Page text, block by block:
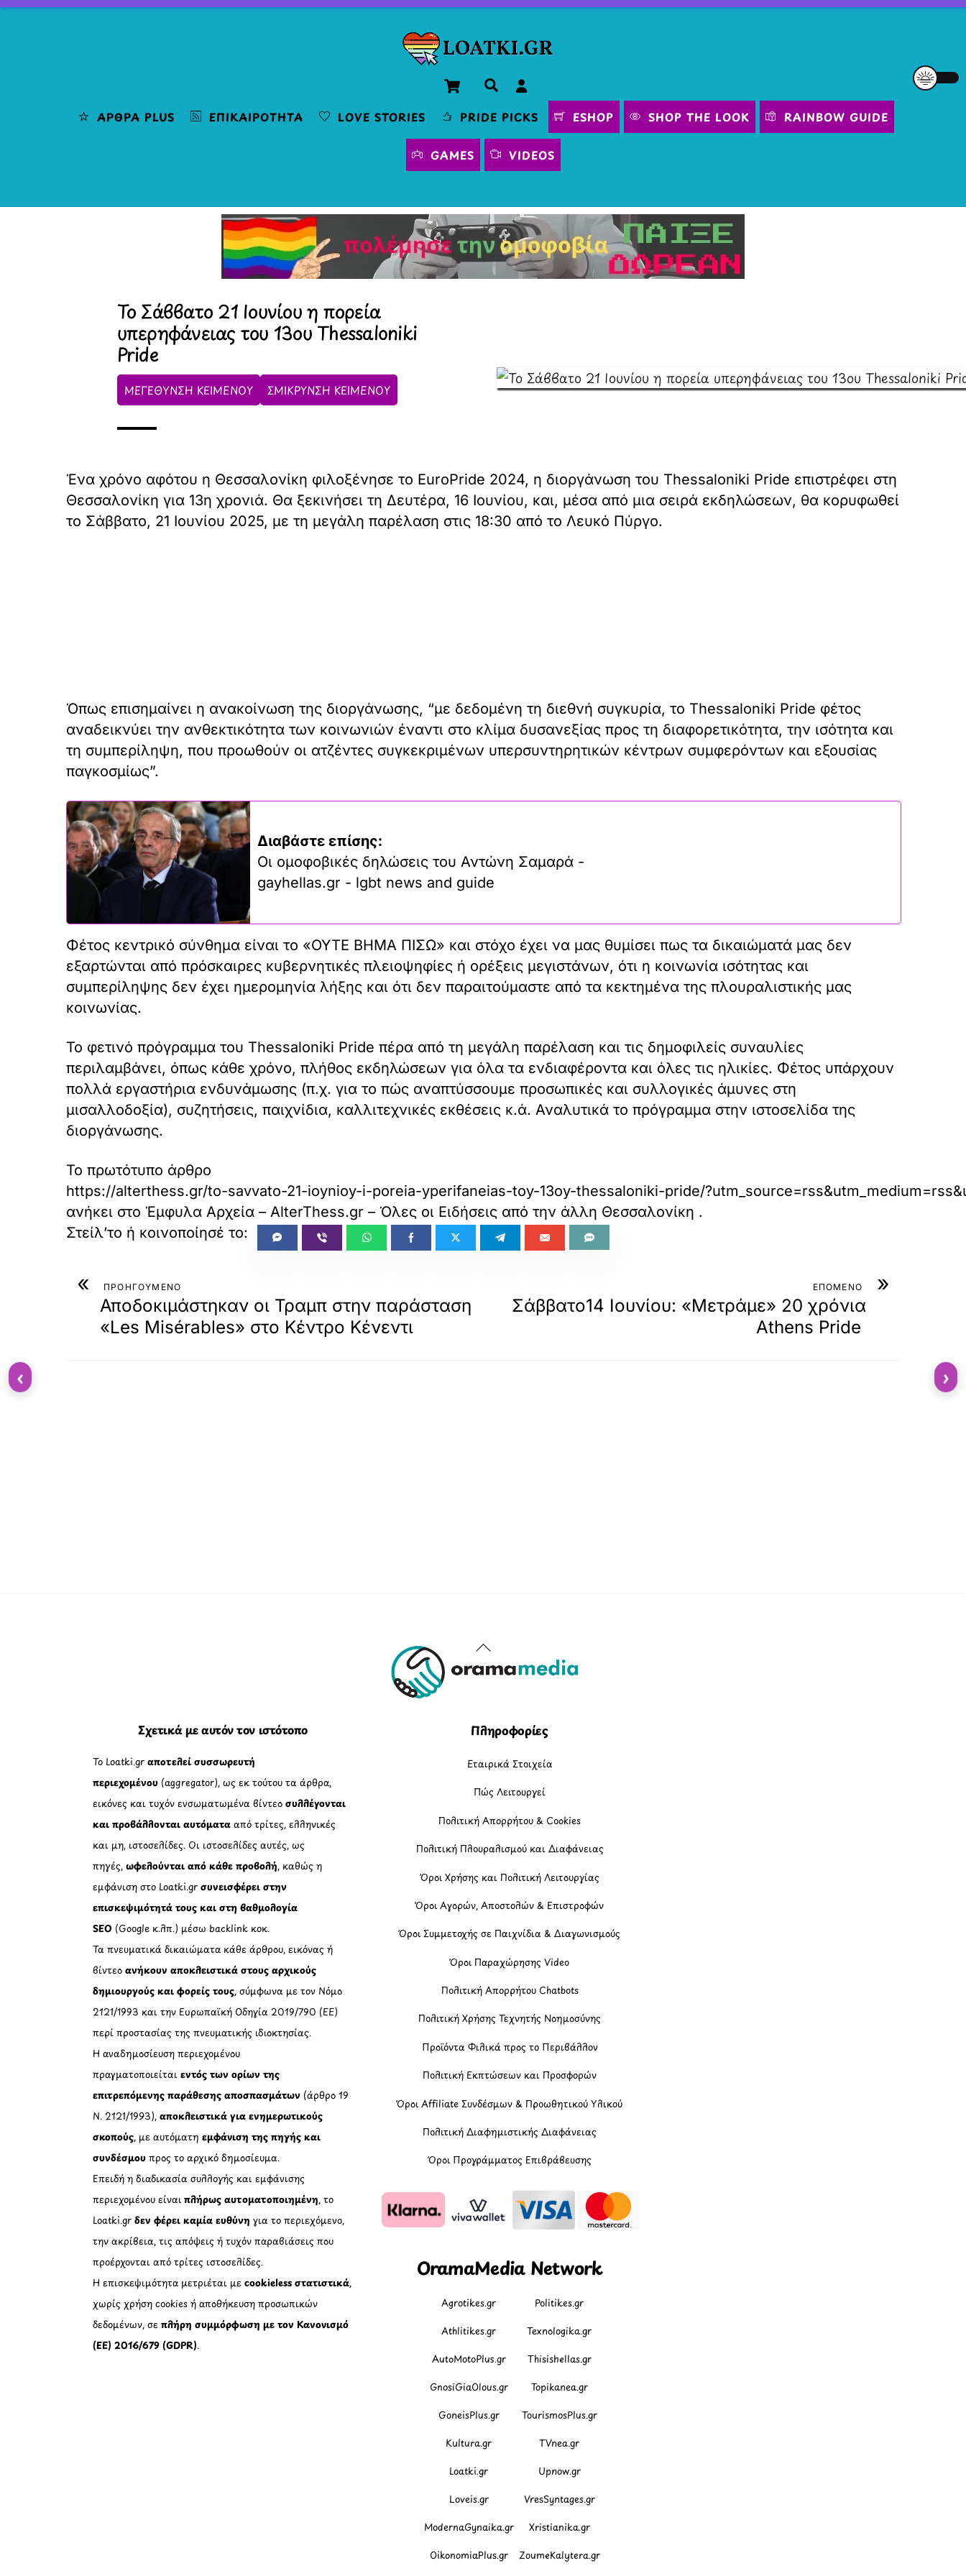
Skip
Cart Αναζήτηση
ΆΡΘΡΑ PLUS ΕΠΙΚΑΙΡΌΤΗΤΑ LOVE STORIES PRIDE PICKS ESHOP SHOP THE LOOK RAINBOW GUIDE
GAMES VIDEOS
Το Σάββατο 21 Ιουνίου η πορεία
υπερηφάνειας του 13ου Thessaloniki
Pride
ΜΕΓΕΘΥΝΣΗ ΚΕΙΜΕΝΟΥ ΣΜΙΚΡΥΝΣΗ ΚΕΙΜΕΝΟΥ
Ένα χρόνο αφότου η Θεσσαλονίκη φιλοξένησε το EuroPride 2024, η διοργάνωση του Thessaloniki Pride επιστρέφει στη
Θεσσαλονίκη για 13η χρονιά. Θα ξεκινήσει τη Δευτέρα, 16 Ιουνίου, και, μέσα από μια σειρά εκδηλώσεων, θα κορυφωθεί
το Σάββατο, 21 Ιουνίου 2025, με τη μεγάλη παρέλαση στις 18:30 από το Λευκό Πύργο.
Όπως επισημαίνει η ανακοίνωση της διοργάνωσης, “με δεδομένη τη διεθνή συγκυρία, το Thessaloniki Pride φέτος
αναδεικνύει την ανθεκτικότητα των κοινωνιών έναντι στο κλίμα δυσανεξίας προς τη διαφορετικότητα, την ισότητα και
τη συμπερίληψη, που προωθούν οι ατζέντες συγκεκριμένων υπερσυντηρητικών κέντρων συμφερόντων και εξουσίας
παγκοσμίως”.
Διαβάστε επίσης:
Οι ομοφοβικές δηλώσεις του Αντώνη Σαμαρά -
gayhellas.gr - lgbt news and guide
Φέτος κεντρικό σύνθημα είναι το «ΟΥΤΕ ΒΗΜΑ ΠΙΣΩ» και στόχο έχει να μας θυμίσει πως τα δικαιώματά μας δεν
εξαρτώνται από πρόσκαιρες κυβερνητικές πλειοψηφίες ή ορέξεις μεγιστάνων, ότι η κοινωνία ισότητας και
συμπερίληψης δεν έχει ημερομηνία λήξης και ότι δεν παραιτούμαστε από τα κεκτημένα της πλουραλιστικής μας
κοινωνίας.
Το φετινό πρόγραμμα του Thessaloniki Pride πέρα από τη μεγάλη παρέλαση και τις δημοφιλείς συναυλίες
περιλαμβάνει, όπως κάθε χρόνο, πλήθος εκδηλώσεων για όλα τα ενδιαφέροντα και όλες τις ηλικίες. Φέτος υπάρχουν
πολλά εργαστήρια ενδυνάμωσης (π.χ. για το πώς αναπτύσσουμε προσωπικές και συλλογικές άμυνες στη
μισαλλοδοξία), συζητήσεις, παιχνίδια, καλλιτεχνικές εκθέσεις κ.ά. Αναλυτικά το πρόγραμμα στην ιστοσελίδα της
διοργάνωσης.
Το πρωτότυπο άρθρο
https://alterthess.gr/to-savvato-21-ioynioy-i-poreia-yperifaneias-toy-13oy-thessaloniki-pride/
ανήκει στο Έμφυλα Αρχεία – AlterThess.gr – Όλες οι Ειδήσεις από την άλλη Θεσσαλονίκη .
« ΠΡΟΗΓΟΥΜΕΝΟ
Αποδοκιμάστηκαν οι Τραμπ στην παράσταση
«Les Misérables» στο Κέντρο Κένεντι
»
ΕΠΟΜΕΝΟ
Σάββατο14 Ιουνίου: «Μετράμε» 20 χρόνια
Athens Pride
Back
To
Σχετικά με αυτόν τον ιστότοπο
Το Loatki.grαποτελεί συσσωρευτή
περιεχομένου (aggregator), ως εκ τούτου τα άρθρα,
εικόνες και τυχόν ενσωματωμένα βίντεοσυλλέγονται
και προβάλλονται αυτόματααπό τρίτες, ελληνικές
και μη, ιστοσελίδες. Οι ιστοσελίδες αυτές, ως
πηγές,ωφελούνται από κάθε προβολή, καθώς η
εμφάνιση στο Loatki.gr συνεισφέρει στην
επισκεψιμότητά τους και στη βαθμολογία
SEO (Google κ.λπ.) μέσω backlink κοκ.
Τα πνευματικά δικαιώματα κάθε άρθρου, εικόνας ή
βίντεοανήκουν αποκλειστικά στους αρχικούς
δημιουργούς και φορείς τους, σύμφωνα με τον Νόμο
2121/1993 και την Ευρωπαϊκή Οδηγία 2019/790 (ΕΕ)
περί προστασίας της πνευματικής ιδιοκτησίας.
Η αναδημοσίευση περιεχομένου
πραγματοποιείταιεντός των ορίων της
επιτρεπόμενης παράθεσης αποσπασμάτων (άρθρο 19
Ν. 2121/1993), αποκλειστικά για ενημερωτικούς
σκοπούς, με αυτόματηεμφάνιση της πηγής και
συνδέσμου προς το αρχικό δημοσίευμα.
Επειδή η διαδικασία συλλογής και εμφάνισης
περιεχομένου είναιπλήρως αυτοματοποιημένη, το
Loatki.grδεν φέρει καμία ευθύνη για το περιεχόμενο,
την ακρίβεια, τις απόψεις ή τυχόν παραβιάσεις που
προέρχονται από τρίτες ιστοσελίδες.
Η επισκεψιμότητα μετριέται μεcookieless στατιστικά,
χωρίς χρήση cookies ή αποθήκευση προσωπικών
δεδομένων, σεπλήρη συμμόρφωση με τον Κανονισμό
(ΕΕ) 2016/679 (GDPR).
Πληροφορίες
Εταιρικά Στοιχεία
Πώς Λειτουργεί
Πολιτική Απορρήτου & Cookies
Πολιτική Πλουραλισμού και Διαφάνειας
Όροι Χρήσης και Πολιτική Λειτουργίας
Όροι Αγορών, Αποστολών & Επιστροφών
Όροι Συμμετοχής σε Παιχνίδια & Διαγωνισμούς
Όροι Παραχώρησης Video
Πολιτική Απορρήτου Chatbots
Πολιτική Χρήσης Τεχνητής Νοημοσύνης
Προϊόντα Φιλικά προς το Περιβάλλον
Πολιτική Εκπτώσεων και Προσφορών
Όροι Affiliate Συνδέσμων & Προωθητικού Υλικού
Πολιτική Διαφημιστικής Διαφάνειας
Όροι Προγράμματος Επιβράβευσης
OramaMedia Network
Agrotikes.gr Politikes.gr
Athlitikes.gr Texnologika.gr
AutoMotoPlus.gr Thisishellas.gr
GnosiGiaOlous.gr Topikanea.gr
GoneisPlus.gr TourismosPlus.gr
Kultura.gr TVnea.gr
Loatki.gr Upnow.gr
Loveis.gr VresSyntages.gr
ModernaGynaika.gr Xristianika.gr
OikonomiaPlus.gr ZoumeKalytera.gr
‹ ›